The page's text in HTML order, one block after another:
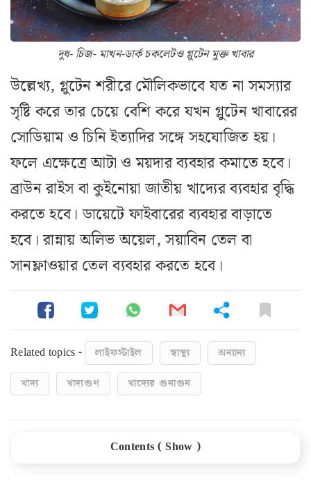
দুধ- চিজ- মাখন-ডার্ক চকলেটও গ্লুটেন মুক্ত খাবার
উল্লেখ্য, গ্লুটেন শরীরে মৌলিকভাবে যত না সমস‌্যার
সৃষ্টি করে তার চেয়ে বেশি করে যখন গ্লুটেন খাবারের
সোডিয়াম ও চিনি ইত‌্যাদির সঙ্গে সহযোজিত হয়।
ফলে এক্ষেত্রে আটা ও ময়দার ব্যবহার কমাতে হবে।
ব্রাউন রাইস বা কুইনোয়া জাতীয় খাদ্যের ব‌্যবহার বৃদ্ধি
করতে হবে। ডায়েটে ফাইবারের ব‌্যবহার বাড়াতে
হবে। রান্নায় অলিভ অয়েল, সয়াবিন তেল বা
সানফ্লাওয়ার তেল ব‌্যবহার করতে হবে।
Related topics - লাইফস্টাইল স্বাস্থ্য
অন্যান্য
খাদ্য
খাদ্যগুণ খাদ্যের গুনাগুন
Contents ( Show )